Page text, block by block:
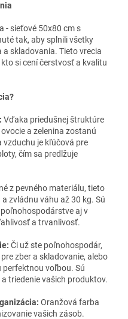
- sieťové 50x80 cm s
tak, aby splnili všetky
skladovania. Tieto vrecia
si cení čerstvosť a kvalitu
Vďaka priedušnej štruktúre
a zelenina zostanú
vzduchu je kľúčová pre
čím sa predlžuje
z pevného materiálu, tieto
zvládnu váhu až 30 kg. Sú
aj v
a trvanlivosť.
Či už ste poľnohospodár,
zber a skladovanie, alebo
perfektnou voľbou. Sú
triedenie vašich produktov.
Oranžová farba
vašich zásob.